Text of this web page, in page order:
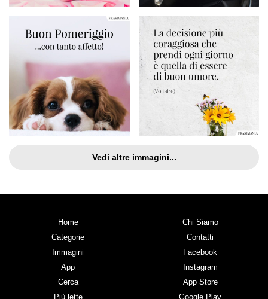
Vedi altre immagini...
Home
Categorie
Immagini
App
Cerca
Più lette
Chi Siamo
Contatti
Facebook
Instagram
App Store
Google Play